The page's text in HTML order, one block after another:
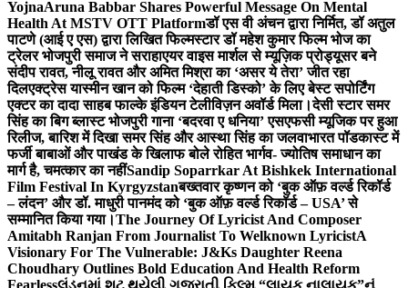
YojnaAruna Babbar Shares Powerful Message On Mental
Health At MSTV OTT Platformडॉ एस वी अंचन द्वारा निर्मित, डॉ अतुल
पाटणे (आई ए एस) द्वारा लिखित फिल्मस्टार डॉ महेश कुमार फिल्म भोज का
ट्रेलर भोजपुरी समाज ने सराहाएयर वाइस मार्शल से म्यूज़िक प्रोड्यूसर बने
संदीप रावत, नीलू रावत और अमित मिश्रा का ‘असर ये तेरा’ जीत रहा
दिलएक्ट्रेस यास्मीन खान को फिल्म ‘देहाती डिस्को’ के लिए बेस्ट सपोर्टिंग
एक्टर का दादा साहब फाल्के इंडियन टेलीविज़न अवॉर्ड मिला।देसी स्टार समर
सिंह का बिग ब्लास्ट भोजपुरी गाना ‘बदरवा ए धनिया’ एसएफसी म्यूजिक पर हुआ
रिलीज, बारिश में दिखा समर सिंह और आस्था सिंह का जलवाभारत पॉडकास्ट में
फर्जी बाबाओं और पाखंड के खिलाफ बोले रोहित भार्गव- ज्योतिष समाधान का
मार्ग है, चमत्कार का नहींSandip Soparrkar At Bishkek International
Film Festival In Kyrgyzstanबख्तवार कृष्णन को ‘बुक ऑफ़ वर्ल्ड रिकॉर्ड
– लंदन’ और डॉ. माधुरी पानमंद को ‘बुक ऑफ़ वर्ल्ड रिकॉर्ड – USA’ से
सम्मानित किया गया।The Journey Of Lyricist And Composer
Amitabh Ranjan From Journalist To Welknown LyricistA
Visionary For The Vulnerable: J&Ks Daughter Reena
Choudhary Outlines Bold Education And Health Reform